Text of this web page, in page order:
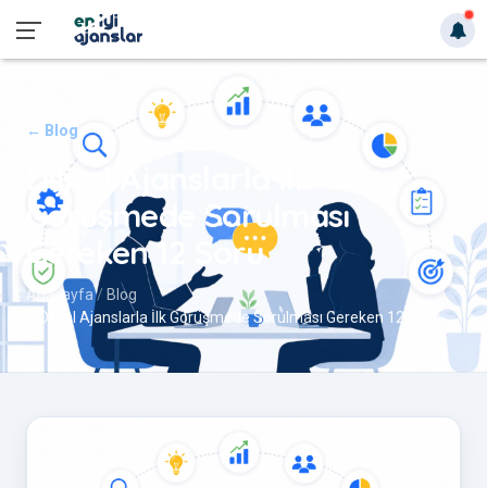
← Blog
Dijital Ajanslarla İlk
Görüşmede Sorulması
Gereken 12 Soru
Anasayfa
Blog
Dijital Ajanslarla İlk Görüşmede Sorulması Gereken 12 Soru